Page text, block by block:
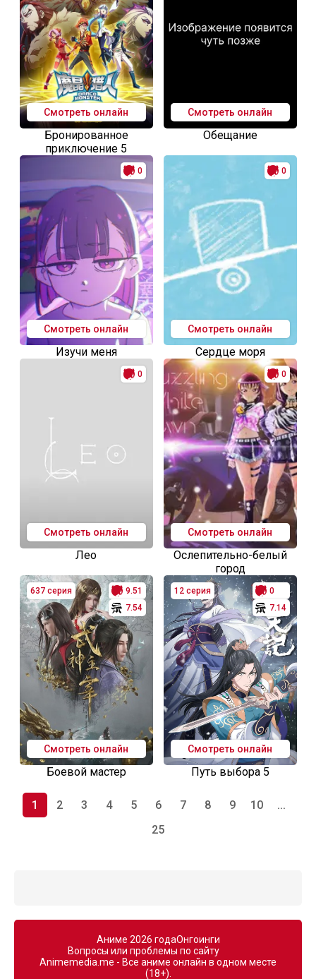
Смотреть онлайн
Бронированное
приключение 5
Смотреть онлайн
Обещание
0
Смотреть онлайн
Изучи меня
0
Смотреть онлайн
Сердце моря
0
Смотреть онлайн
Лео
0
Смотреть онлайн
Ослепительно-белый
город
637 серия
9.51
7.54
Смотреть онлайн
Боевой мастер
12 серия
0
7.14
Смотреть онлайн
Путь выбора 5
1 2 3 4 5 6 7 8 9 10
...
25
Аниме 2026 годаОнгоинги
Вопросы или проблемы по сайту
Animemedia.me - Все аниме онлайн в одном месте
(18+).